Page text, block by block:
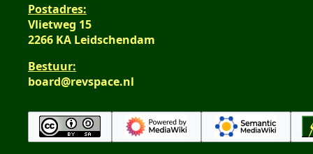
Postadres:
Vlietweg 15
2266 KA Leidschendam
Bestuur:
board@revspace.nl